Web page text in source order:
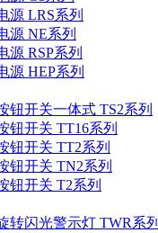
源 LRS系列
源 NE系列
源 RSP系列
源 HEP系列
钮开关一体式 TS2系列
钮开关 TT16系列
钮开关 TT2系列
钮开关 TN2系列
钮开关 T2系列
转闪光警示灯 TWR系列